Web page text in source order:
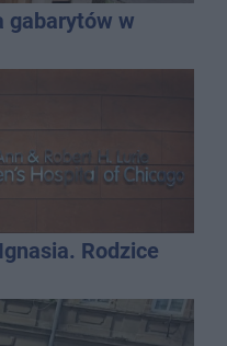
gabarytów w
Rodzice